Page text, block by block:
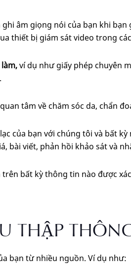
âm giọng nói của bạn khi bạn
thiết bị giám sát video trong
ví dụ như giấy phép chuyên
tâm về chăm sóc da, chẩn
của bạn với chúng tôi và bất
bài viết, phản hồi khảo sát và
bất kỳ thông tin nào được
THẬP
bạn từ nhiều nguồn. Ví dụ như: